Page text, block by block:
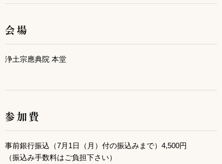
会場
浄土宗應典院 本堂
参加費
事前銀行振込（7月1日（月）付の振込みまで）4,500円
（振込み手数料はご負担下さい）